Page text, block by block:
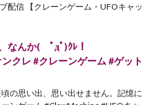
配信 【クレーンゲーム・UFOキャッ
なんか( ﾟдﾟ)ｸﾚ！
クレ #クレーンゲーム #ゲット
思い出、思い出せません。記憶に